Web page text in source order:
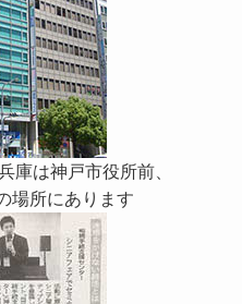
庫は神戸市役所前、
場所にあります